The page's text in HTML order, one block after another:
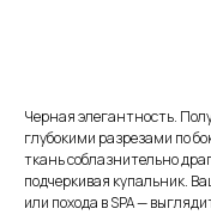
Черная элегантность.
глубокими разрезами по
ткань соблазнительно
подчеркивая купальник.
или похода в SPA —